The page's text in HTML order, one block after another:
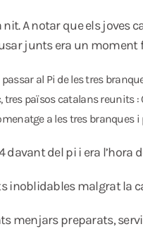
A notar que els joves
junts era un moment
passar al Pi de les tres
països catalans reunits :
a les tres branques
davant del pi i era
inoblidables malgrat la
menjars preparats,